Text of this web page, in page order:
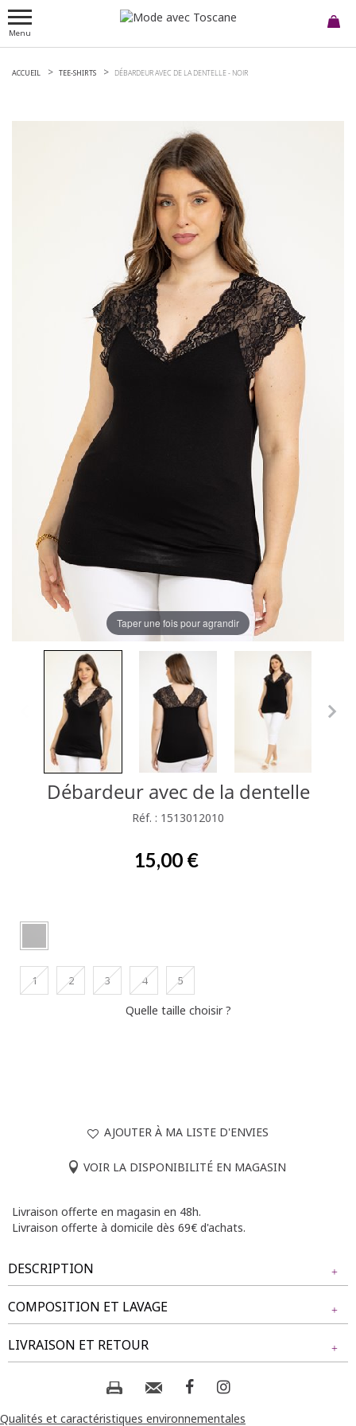
Menu
ACCUEIL TEE-SHIRTS DÉBARDEUR AVEC DE LA DENTELLE - NOIR
Taper une fois pour agrandir
Débardeur avec de la dentelle
Réf. : 1513012010
15,00 €
1 2 3 4 5
Quelle taille choisir ?
AJOUTER À MA LISTE D'ENVIES
VOIR LA DISPONIBILITÉ EN MAGASIN
Livraison offerte en magasin en 48h.
Livraison offerte à domicile dès 69€ d'achats.
DESCRIPTION
T-shirt grande taille uni à manches courtes avec
empiècements en dentelle. Coupe ajustée. Col en V.
Manches courtes avec emmanchures droites. Base droite.
Détails en dentelle sur le col et les épaules devant et au dos.
COMPOSITION ET LAVAGE
Tissu principal : 95% VISCOSE, 5% ELASTHANE
Tissu secondaire : 97% POLYESTER, 3% ELASTHANE
Composition et lavage :
LIVRAISON ET RETOUR
NOS MODES DE LIVRAISON
Livraison Magasin :
Qualités et caractéristiques environnementales